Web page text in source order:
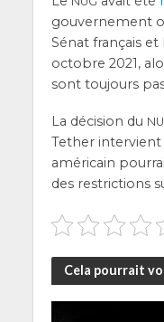
gou­ver­ne­ment
Sénat fran­çais
octobre 2021,
sont tou­jours
La déci­sion du
Tether
amé­ri­cain
des res­tric­tions
Cela pourrait